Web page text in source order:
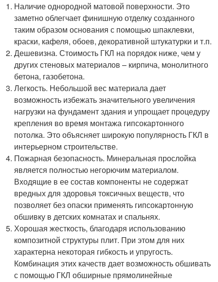
Наличие однородной матовой поверхности. Это
заметно облегчает финишную отделку созданного
таким образом основания с помощью шпаклевки,
краски, кафеля, обоев, декоративной штукатурки и т.п.
Дешевизна. Стоимость ГКЛ на порядок ниже, чем у
других стеновых материалов – кирпича, монолитного
бетона, газобетона.
Легкость. Небольшой вес материала дает
возможность избежать значительного увеличения
нагрузки на фундамент здания и упрощает процедуру
крепления во время монтажа гипсокартонного
потолка. Это объясняет широкую популярность ГКЛ в
интерьерном строительстве.
Пожарная безопасность. Минеральная прослойка
является полностью негорючим материалом.
Входящие в ее состав компоненты не содержат
вредных для здоровья токсичных веществ, что
позволяет без опаски применять гипсокартонную
обшивку в детских комнатах и спальнях.
Хорошая жесткость, благодаря использованию
композитной структуры плит. При этом для них
характерна некоторая гибкость и упругость.
Комбинация этих качеств дает возможность обшивать
с помощью ГКЛ обширные прямолинейные